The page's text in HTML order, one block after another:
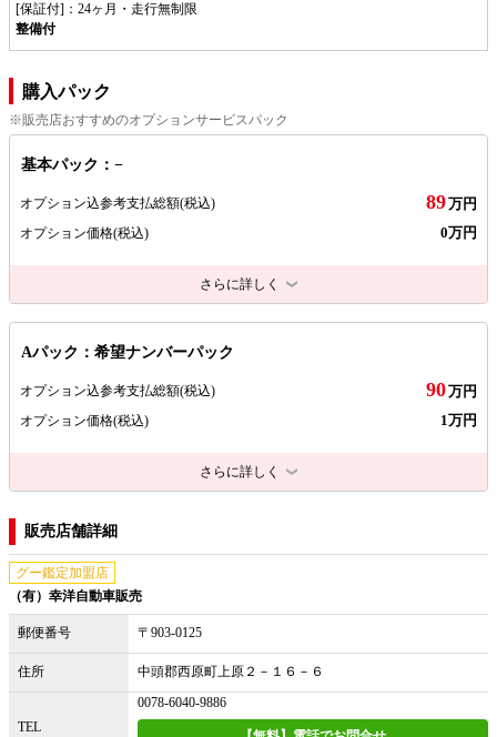
[保証付]：24ヶ月・走行無制限
整備付
購入パック
※販売店おすすめのオプションサービスパック
基本パック：−
オプション込参考支払総額(税込) 89万円
オプション価格(税込) 0万円
さらに詳しく
Aパック：希望ナンバーパック
オプション込参考支払総額(税込) 90万円
オプション価格(税込) 1万円
さらに詳しく
販売店舗詳細
グー鑑定加盟店
（有）幸洋自動車販売
郵便番号 〒903-0125
住所 中頭郡西原町上原２－１６－６
TEL
0078-6040-9886